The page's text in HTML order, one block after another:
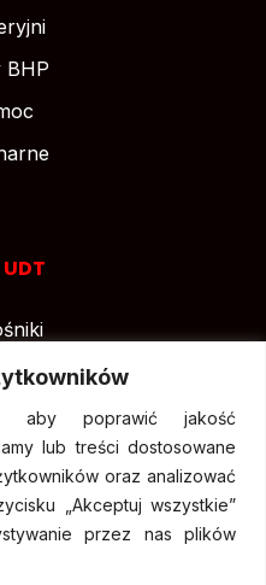
aby poprawić jakość
lub treści dostosowane
oraz analizować
„Akceptuj wszystkie”
przez nas plików
BHP